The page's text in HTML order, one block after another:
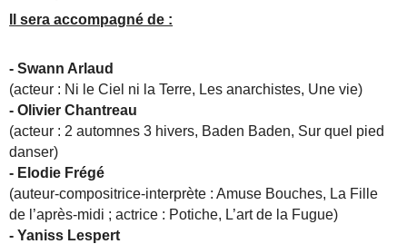
Il sera accompagné de :
- Swann Arlaud​
(acteur : Ni le Ciel ni la Terre, Les anarchistes, Une vie)
- Olivier Chantreau​
(acteur : 2 automnes 3 hivers, Baden Baden, Sur quel pied
danser)
- Elodie Frégé​
(auteur-compositrice-interprète : Amuse Bouches, La Fille
de l’après-midi ; actrice : Potiche, L’art de la Fugue)
- Yaniss Lespert